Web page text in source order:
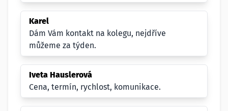
Karel
Dám Vám kontakt na kolegu, nejdříve
můžeme za týden.
Iveta Hauslerová
Cena, termín, rychlost, komunikace.